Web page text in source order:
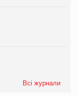
Всі журнали